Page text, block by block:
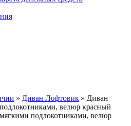
» Диван Лофтовик » Диван
велюр красный